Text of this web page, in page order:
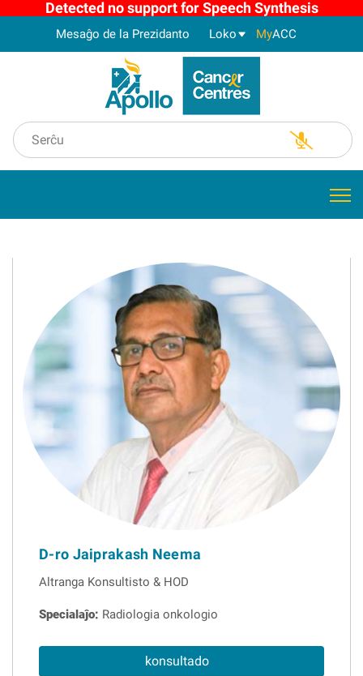
Detected no support for Speech Synthesis
Mesaĝo de la Prezidanto Loko MyACC
D-ro Jaiprakash Neema
Altranga Konsultisto & HOD
Specialaĵo: Radiologia onkologio
konsultado